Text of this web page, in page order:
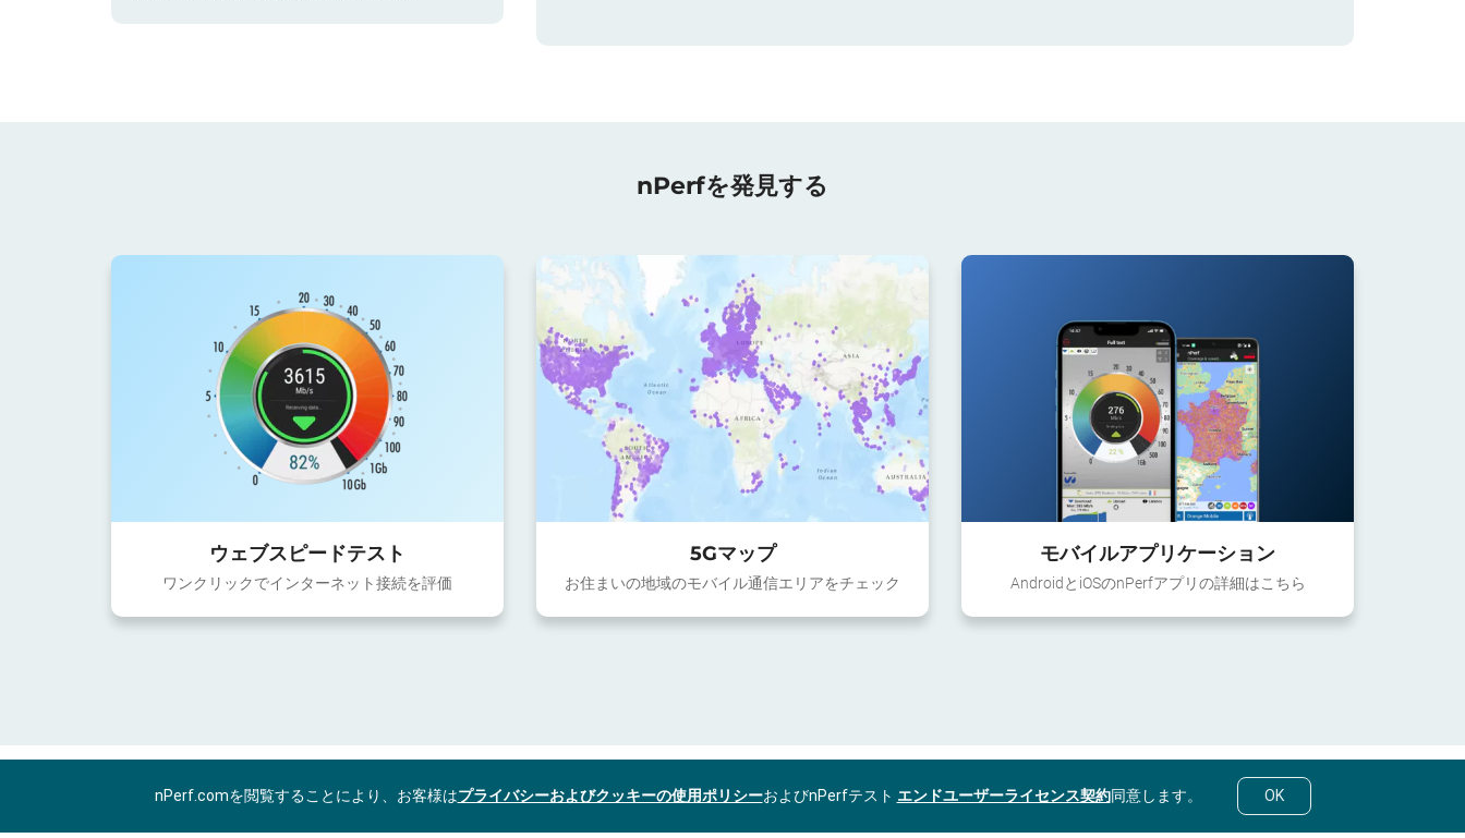
nPerfを発見する
ウェブスピードテスト
ワンクリックでインターネット接続を評価
5Gマップ
お住まいの地域のモバイル通信エリアをチェック
モバイルアプリケーション
AndroidとiOSのnPerfアプリの詳細はこちら
nPerf.comを閲覧することにより、お客様はプライバシーおよびクッキーの使用ポリシーおよびnPerfテスト エンドユーザーライセンス契約同意します。 OK